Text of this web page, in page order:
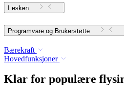
I esken
Programvare og Brukerstøtte
Bærekraft
Hovedfunksjoner
Klar for populære